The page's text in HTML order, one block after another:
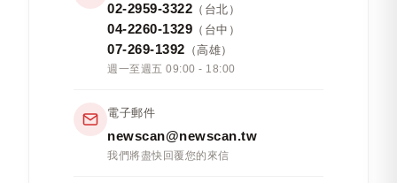
02-2959-3322 （台北）
04-2260-1329 （台中）
07-269-1392 （高雄）
週一至週五 09:00 - 18:00
電子郵件
newscan@newscan.tw
我們將盡快回覆您的來信